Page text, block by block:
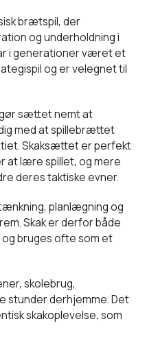
brætspil, der
og underholdning i
i generationer været et
og er velegnet til
gør sættet nemt at
med at spillebrættet
Skaksættet er perfekt
at lære spillet, og mere
deres taktiske evner.
planlægning og
Skak er derfor både
bruges ofte som et
skolebrug,
stunder derhjemme. Det
skakoplevelse, som